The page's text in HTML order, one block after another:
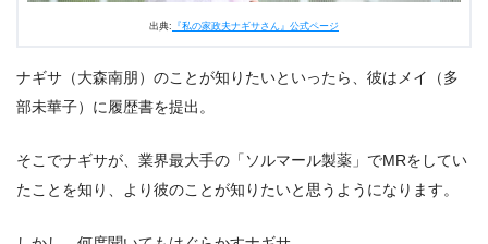
出典: 『私の家政夫ナギサさん』公式ページ
ナギサ（大森南朋）のことが知りたいといったら、彼はメイ（多
部未華子）に履歴書を提出。
そこでナギサが、業界最大手の「ソルマール製薬」でMRをしてい
たことを知り、より彼のことが知りたいと思うようになります。